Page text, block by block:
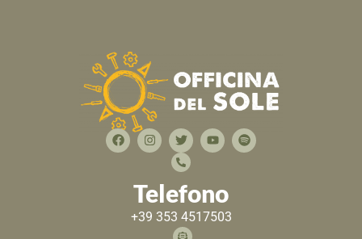
Telefono
+39 353 4517503